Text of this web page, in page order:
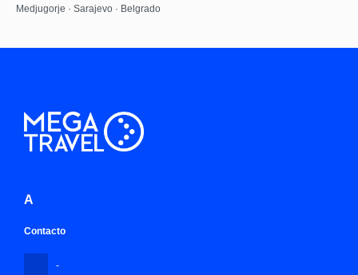
Medjugorje · Sarajevo · Belgrado
A
Contacto
-